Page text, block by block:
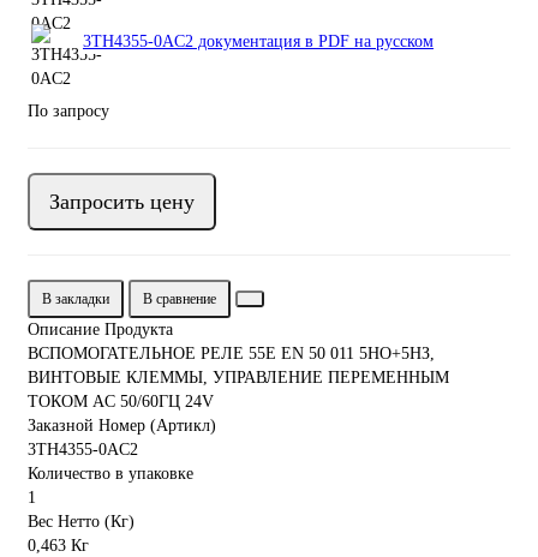
3TH4355-0AC2 документация в PDF на русском
По запросу
Запросить цену
В закладки В сравнение
Описание Продукта
ВСПОМОГАТЕЛЬНОЕ РЕЛЕ 55E EN 50 011 5НО+5НЗ,
ВИНТОВЫЕ КЛЕММЫ, УПРАВЛЕНИЕ ПЕРЕМЕННЫМ
ТОКОМ AC 50/60ГЦ 24V
Заказной Номер (Артикл)
3TH4355-0AC2
Количество в упаковке
1
Вес Нетто (Кг)
0,463 Кг